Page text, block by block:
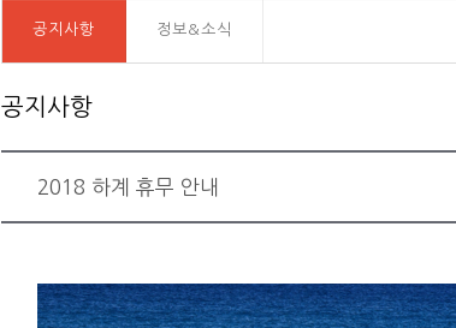
공지사항 정보&소식
공지사항
2018 하계 휴무 안내